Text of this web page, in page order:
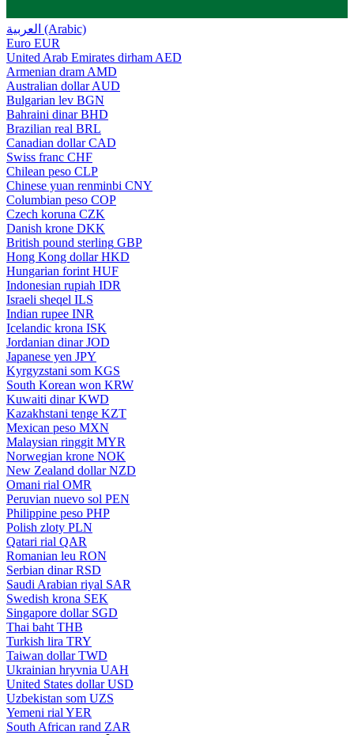
العربية (Arabic)
Euro EUR
United Arab Emirates dirham AED
Armenian dram AMD
Australian dollar AUD
Bulgarian lev BGN
Bahraini dinar BHD
Brazilian real BRL
Canadian dollar CAD
Swiss franc CHF
Chilean peso CLP
Chinese yuan renminbi CNY
Columbian peso COP
Czech koruna CZK
Danish krone DKK
British pound sterling GBP
Hong Kong dollar HKD
Hungarian forint HUF
Indonesian rupiah IDR
Israeli sheqel ILS
Indian rupee INR
Icelandic krona ISK
Jordanian dinar JOD
Japanese yen JPY
Kyrgyzstani som KGS
South Korean won KRW
Kuwaiti dinar KWD
Kazakhstani tenge KZT
Mexican peso MXN
Malaysian ringgit MYR
Norwegian krone NOK
New Zealand dollar NZD
Omani rial OMR
Peruvian nuevo sol PEN
Philippine peso PHP
Polish zloty PLN
Qatari rial QAR
Romanian leu RON
Serbian dinar RSD
Saudi Arabian riyal SAR
Swedish krona SEK
Singapore dollar SGD
Thai baht THB
Turkish lira TRY
Taiwan dollar TWD
Ukrainian hryvnia UAH
United States dollar USD
Uzbekistan som UZS
Yemeni rial YER
South African rand ZAR